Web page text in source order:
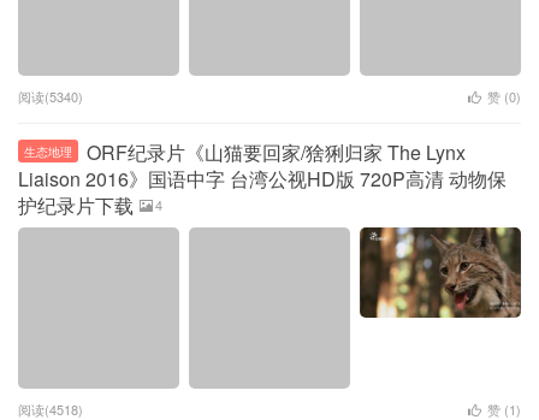
阅读(5340) 赞 (0)
生态地理
ORF纪录片《山猫要回家/猞猁归家 The Lynx
Liaison 2016》国语中字 台湾公视HD版 720P高清 动物保
护纪录片下载
4
阅读(4518) 赞 (1)